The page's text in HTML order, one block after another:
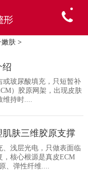
嫩肤 >
绍
或玻尿酸填充，只短暂补
）胶原网架，出现皮肤
维持时....
肤三维胶原支撑
浅层光电，只做表面临
，核心根源是真皮ECM
、弹性纤维....